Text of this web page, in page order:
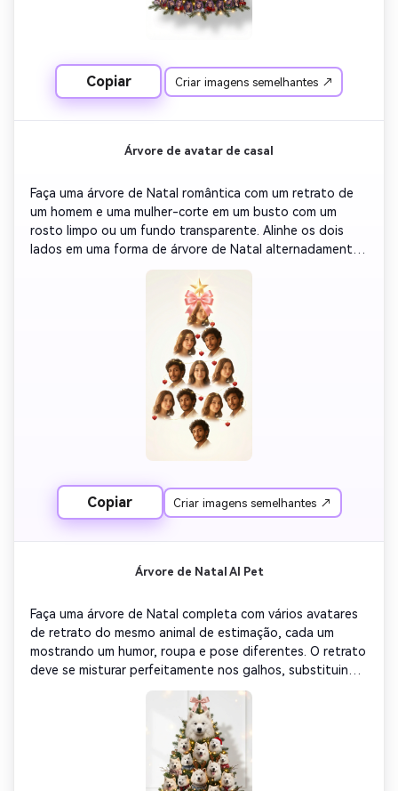
puro ou bege claro com um suave brilho festivo. Estilo:
Colagem de retrato ultra realista, bordas lisas, iluminação
testa cortada, rosto torcido, partes excessivas do
corpo, sombras intensas, fundo desordenado, cobertura
Copiar Criar imagens semelhantes ↗
Árvore de avatar de casal
Faça uma árvore de Natal romântica com um retrato de
um homem e uma mulher-corte em um busto com um
rosto limpo ou um fundo transparente. Alinhe os dois
lados em uma forma de árvore de Natal alternadamente
com um espaçamento suave entre cada foto. Adicione
luzes douradas delicadas, decorações em forma de
coração e adicione uma estrela brilhante ou uma fita rosa
no topo. Certifique-se de que a iluminação e os tons de
todos os retratos sejam quentes e consistentes. Fundo:
branco suave ou marfim com um suave brilho festivo.
Estilo: Colagem de retrato de filme, bordas lisas,
atmosfera festiva fantástica. Corpo inteiro, rosto
desfocado, marca d'água de texto, sombra áspera, rosto
recortado, ruído de fundo, moldura, rostos sobrepostos,
Copiar Criar imagens semelhantes ↗
Árvore de Natal AI Pet
Faça uma árvore de Natal completa com vários avatares
de retrato do mesmo animal de estimação, cada um
mostrando um humor, roupa e pose diferentes. O retrato
deve se misturar perfeitamente nos galhos, substituindo
as folhas-formando o contorno de uma árvore realista
composta de rostos. Deixe os galhos de pinheiro abaixo
claramente visíveis e as luzes de fada douradas quentes
brilham entre os retratos. Certifique-se de que a árvore
tem um triângulo claro, com um grande headshot perto
do topo e um pequeno headshot na parte inferior para